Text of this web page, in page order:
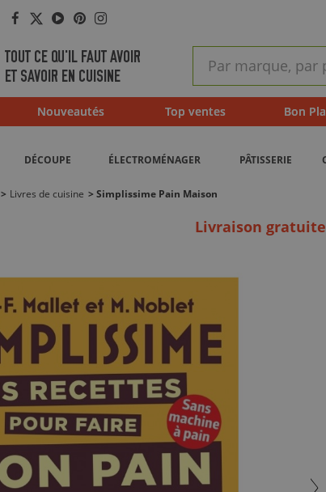
Facebook
Twitter
YouTube
Pinterest
Instagram
TOUT CE QU'IL FAUT AVOIR
ET SAVOIR EN CUISINE
rapide
Nouveautés Top ventes Bon
DÉCOUPE ÉLECTROMÉNAGER PÂTISSERIE
> Livres de cuisine > Simplissime Pain Maison
Livraison